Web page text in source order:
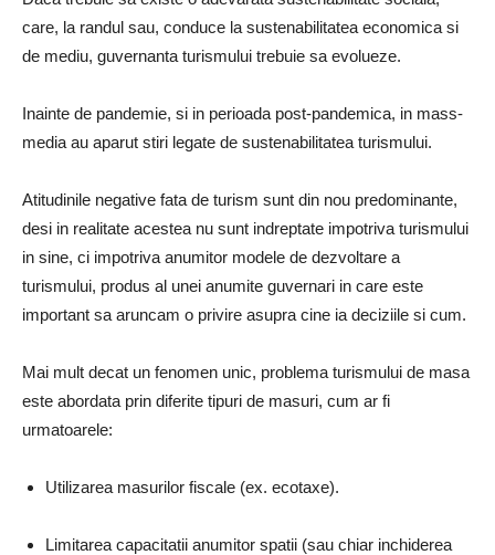
care, la randul sau, conduce la sustenabilitatea economica si
de mediu, guvernanta turismului trebuie sa evolueze.
Inainte de pandemie, si in perioada post-pandemica, in mass-
media au aparut stiri legate de sustenabilitatea turismului.
Atitudinile negative fata de turism sunt din nou predominante,
desi in realitate acestea nu sunt indreptate impotriva turismului
in sine, ci impotriva anumitor modele de dezvoltare a
turismului, produs al unei anumite guvernari in care este
important sa aruncam o privire asupra cine ia deciziile si cum.
Mai mult decat un fenomen unic, problema turismului de masa
este abordata prin diferite tipuri de masuri, cum ar fi
urmatoarele:
Utilizarea masurilor fiscale (ex. ecotaxe).
Limitarea capacitatii anumitor spatii (sau chiar inchiderea